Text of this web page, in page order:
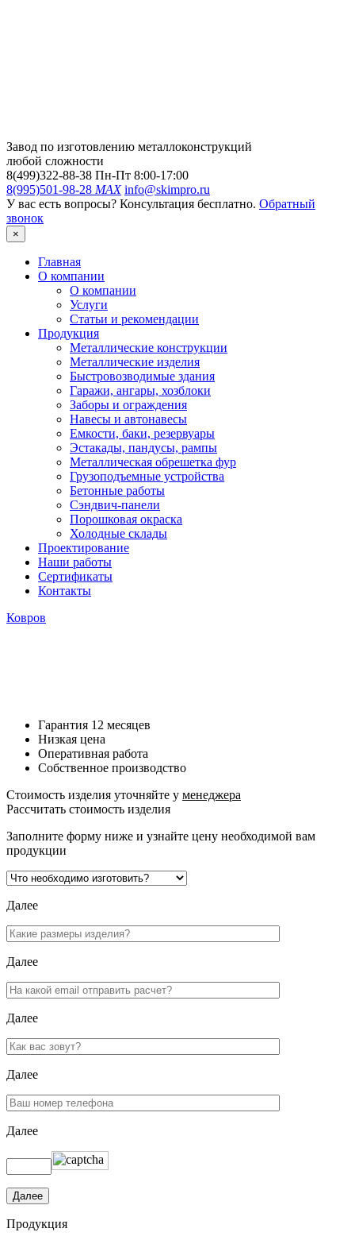
Завод по изготовлению металлоконструкций
любой сложности
8(499)322-88-38 Пн-Пт 8:00-17:00
8(995)501-98-28 MAX info@skimpro.ru
У вас есть вопросы? Консультация бесплатно. Обратный
звонок
×
Главная
О компании
О компании
Услуги
Статьи и рекомендации
Продукция
Металлические конструкции
Металлические изделия
Быстровозводимые здания
Гаражи, ангары, хозблоки
Заборы и ограждения
Навесы и автонавесы
Емкости, баки, резервуары
Эстакады, пандусы, рампы
Металлическая обрешетка фур
Грузоподъемные устройства
Бетонные работы
Сэндвич-панели
Порошковая окраска
Холодные склады
Проектирование
Наши работы
Сертификаты
Контакты
Ковров
Гарантия 12 месяцев
Низкая цена
Оперативная работа
Собственное производство
Стоимость изделия уточняйте у менеджера
Рассчитать стоимость изделия
Заполните форму ниже и узнайте цену необходимой вам
продукции
Далее
Далее
Далее
Далее
Далее
Продукция